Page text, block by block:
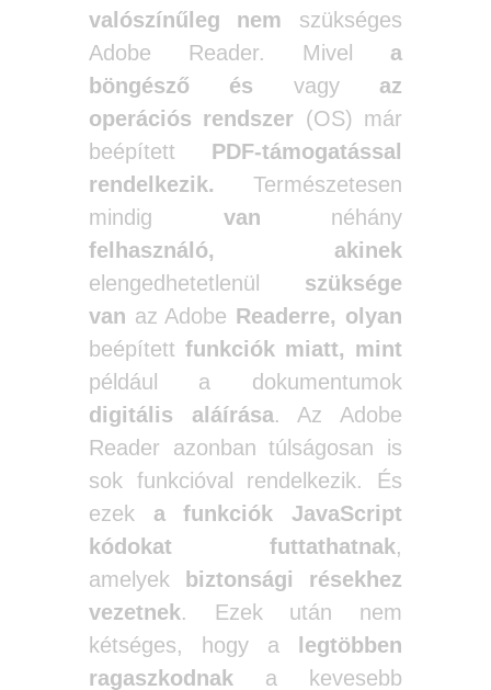
valószínűleg nem szükséges
Adobe Reader. Mivel a
böngésző
és vagy az
operációs rendszer (OS) már
beépített PDF-támogatással
rendelkezik. Természetesen
mindig van néhány
felhasználó,
akinek
elengedhetetlenül szüksége
van az Adobe Readerre, olyan
beépített funkciók miatt, mint
például a dokumentumok
digitális aláírása. Az Adobe
Reader azonban túlságosan is
sok funkcióval rendelkezik. És
ezek a funkciók JavaScript
kódokat futtathatnak,
amelyek
biztonsági résekhez
vezetnek. Ezek után nem
kétséges, hogy a
legtöbben
ragaszkodnaka kevesebb